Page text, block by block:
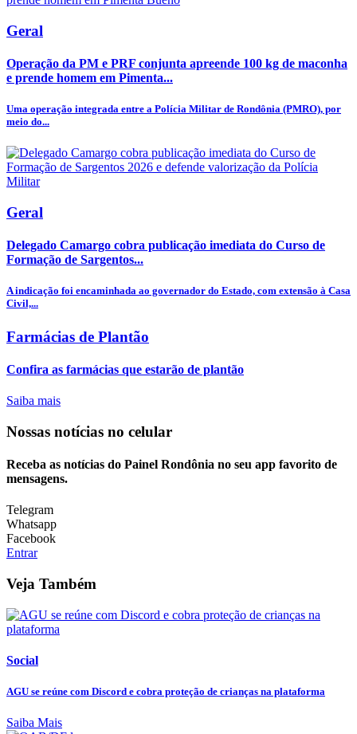
Geral
Operação da PM e PRF conjunta apreende 100 kg de maconha
e prende homem em Pimenta...
Uma operação integrada entre a Polícia Militar de Rondônia (PMRO), por
meio do...
Geral
Delegado Camargo cobra publicação imediata do Curso de
Formação de Sargentos...
A indicação foi encaminhada ao governador do Estado, com extensão à Casa
Civil,...
Farmácias de Plantão
Confira as farmácias que estarão de plantão
Saiba mais
Nossas notícias no celular
Receba as notícias do Painel Rondônia no seu app favorito de
mensagens.
Telegram
Whatsapp
Facebook
Entrar
Veja Também
Social
AGU se reúne com Discord e cobra proteção de crianças na plataforma
Saiba Mais